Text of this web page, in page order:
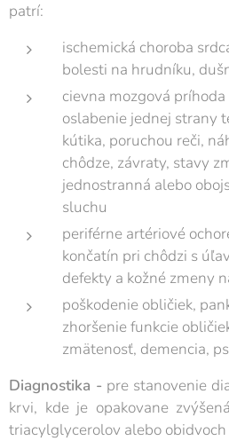
patrí:
ischemická choroba
bolesti na hrudníku,
cievna mozgová
oslabenie jednej strany
kútika, poruchou reči,
chôdze, závraty, stavy
jednostranná alebo
sluchu
periférne artériové
končatín pri chôdzi s
defekty a kožné zmeny
poškodenie obličiek,
zhoršenie funkcie
zmätenosť, demencia,
Diagnostika - pre stanovenie
krvi, kde je opakovane
triacylglycerolov alebo